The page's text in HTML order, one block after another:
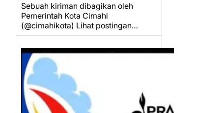
Sebuah kiriman dibagikan oleh
Pemerintah Kota Cimahi
(@cimahikota) Lihat postingan…